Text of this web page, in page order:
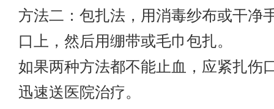
方法二：包扎法，用消毒纱布或干净
口上，然后用绷带或毛巾包扎。
如果两种方法都不能止血，应紧扎伤
迅速送医院治疗。